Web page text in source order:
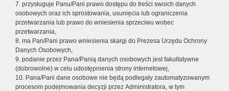
7. przysługuje Panu/Pani prawo dostępu do treści swoich danych
osobowych oraz ich sprostowania, usunięcia lub ograniczenia
przetwarzania lub prawo do wniesienia sprzeciwu wobec
przetwarzania,
8. ma Pan/Pani prawo wniesienia skargi do Prezesa Urzędu Ochrony
Danych Osobowych,
9. podanie przez Pana/Panią danych osobowych jest fakultatywne
(dobrowolne) w celu udostępnienia strony internetowej,
10. Pana/Pani dane osobowe nie będą podlegały zautomatyzowanym
procesom podejmowania decyzji przez Administratora, w tym